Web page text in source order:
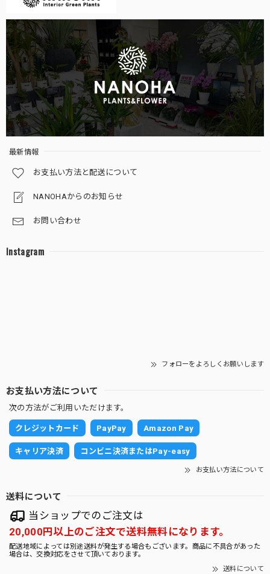
最新情報
お支払い方法と配送について
NANOHAからのお知らせ
お問い合わせ
Instagram
フォローをよろしくお願いします
お支払い方法について
次の方法がご利用いただけます。
クレジットカード PayPay Amazon Pay
キャリア決済 コンビニ決済またはPay-easy
お支払い方法について
送料について
当ショップでのご注文は
20,000円以上のご注文で送料無料になります。
配送地域によっては別途送料が発生する場合もございます。商品に不具合があった
場合は、交換対応をさせて頂いております。
送料について